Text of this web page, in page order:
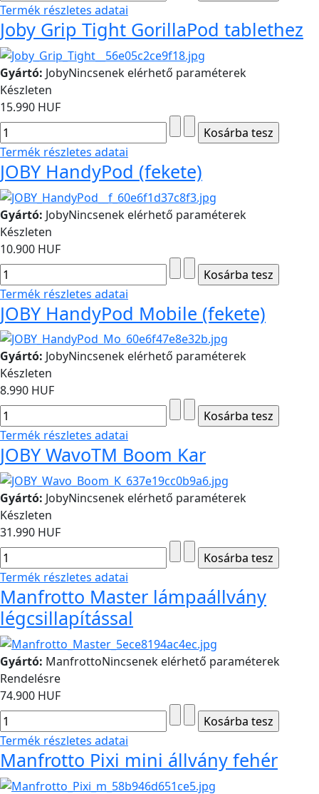
Termék részletes adatai
Joby Grip Tight GorillaPod tablethez
Gyártó: JobyNincsenek elérhető paraméterek
Készleten
15.990 HUF
Termék részletes adatai
JOBY HandyPod (fekete)
Gyártó: JobyNincsenek elérhető paraméterek
Készleten
10.900 HUF
Termék részletes adatai
JOBY HandyPod Mobile (fekete)
Gyártó: JobyNincsenek elérhető paraméterek
Készleten
8.990 HUF
Termék részletes adatai
JOBY WavoTM Boom Kar
Gyártó: JobyNincsenek elérhető paraméterek
Készleten
31.990 HUF
Termék részletes adatai
Manfrotto Master lámpaállvány
légcsillapítással
Gyártó: ManfrottoNincsenek elérhető paraméterek
Rendelésre
74.900 HUF
Termék részletes adatai
Manfrotto Pixi mini állvány fehér